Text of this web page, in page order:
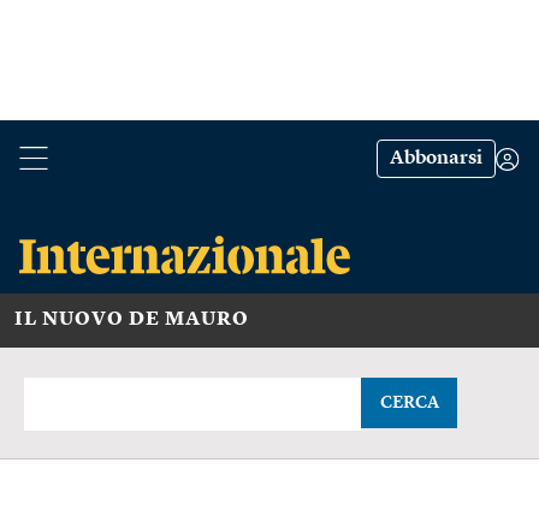
Abbonarsi
IL NUOVO DE MAURO
CERCA